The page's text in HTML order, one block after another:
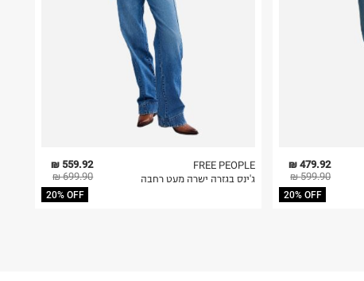
559.92 ₪
699.90 ₪
20% OFF
FREE PEOPLE
ג'ינס בגזרה ישרה מעט רחבה
479.92 ₪
599.90 ₪
20% OFF